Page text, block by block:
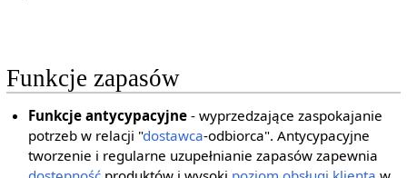
Funkcje zapasów
Funkcje antycypacyjne - wyprzedzające zaspokajanie
potrzeb w relacji "dostawca-odbiorca". Antycypacyjne
tworzenie i regularne uzupełnianie zapasów zapewnia